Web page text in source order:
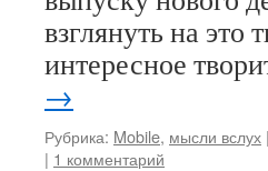
взглянуть на
интересное
→
Рубрика: Mobile, мысли вслух |
| 1 комментарий